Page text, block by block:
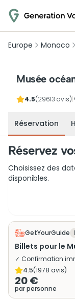
Europe Monaco
Musée
4.5(29613 avis)
Réservation
Réservez
Choisissez des
disponibles.
GetYourGuide
Billets pour le
✓ Confirmation
4.5(1978 avis)
20 €
par personne